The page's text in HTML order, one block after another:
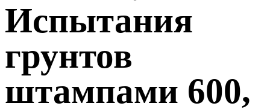
Испытания
грунтов
штампами 600,